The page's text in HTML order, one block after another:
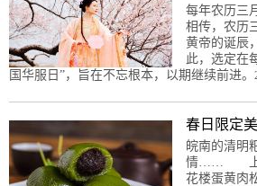
每年农历三
相传，农历
黄帝的诞辰
此，选定在
国华服日”，旨在不忘根本，以期继续前进。
春日限定
皖南的清明
情…… 上海
花楼蛋黄肉